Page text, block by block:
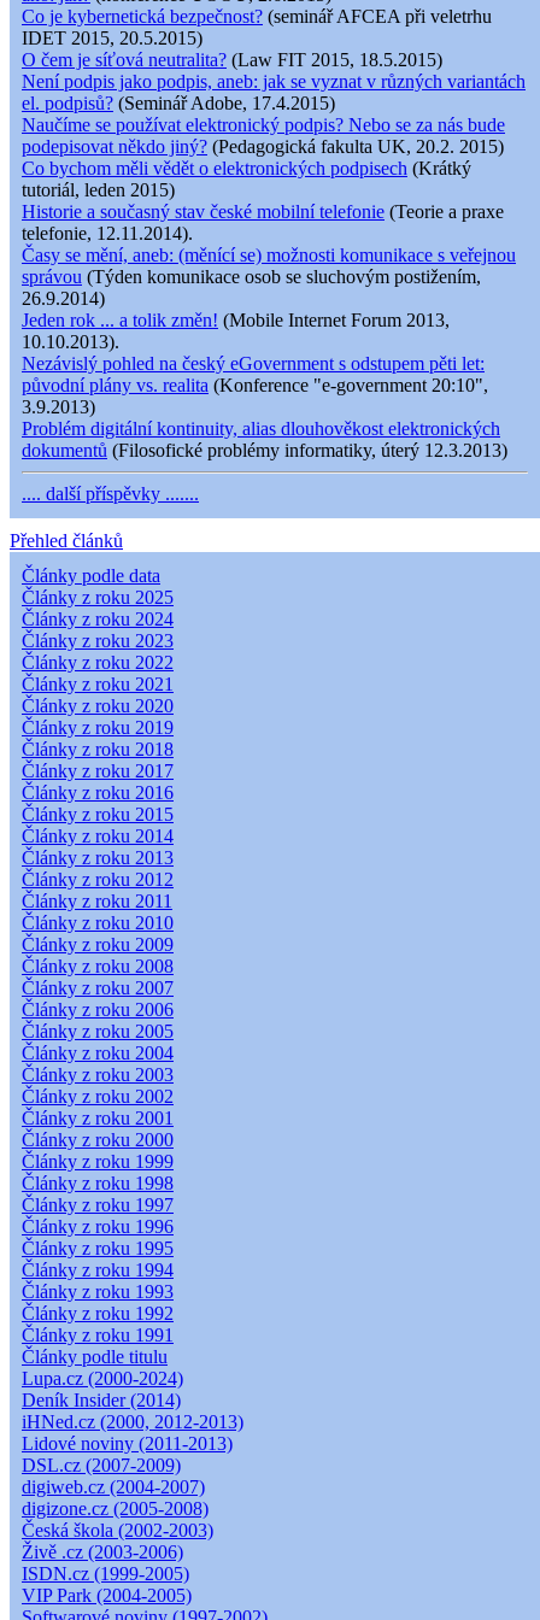
Co je kybernetická bezpečnost? (seminář AFCEA při veletrhu
IDET 2015, 20.5.2015)
O čem je síťová neutralita? (Law FIT 2015, 18.5.2015)
Není podpis jako podpis, aneb: jak se vyznat v různých variantách
el. podpisů? (Seminář Adobe, 17.4.2015)
Naučíme se používat elektronický podpis? Nebo se za nás bude
podepisovat někdo jiný? (Pedagogická fakulta UK, 20.2. 2015)
Co bychom měli vědět o elektronických podpisech (Krátký
tutoriál, leden 2015)
Historie a současný stav české mobilní telefonie (Teorie a praxe
telefonie, 12.11.2014).
Časy se mění, aneb: (měnící se) možnosti komunikace s veřejnou
správou (Týden komunikace osob se sluchovým postižením,
26.9.2014)
Jeden rok ... a tolik změn! (Mobile Internet Forum 2013,
10.10.2013).
Nezávislý pohled na český eGovernment s odstupem pěti let:
původní plány vs. realita (Konference "e-government 20:10",
3.9.2013)
Problém digitální kontinuity, alias dlouhověkost elektronických
dokumentů (Filosofické problémy informatiky, úterý 12.3.2013)
.... další příspěvky .......
Přehled článků
Články podle data
Články z roku 2025
Články z roku 2024
Články z roku 2023
Články z roku 2022
Články z roku 2021
Články z roku 2020
Články z roku 2019
Články z roku 2018
Články z roku 2017
Články z roku 2016
Články z roku 2015
Články z roku 2014
Články z roku 2013
Články z roku 2012
Články z roku 2011
Články z roku 2010
Články z roku 2009
Články z roku 2008
Články z roku 2007
Články z roku 2006
Články z roku 2005
Články z roku 2004
Články z roku 2003
Články z roku 2002
Články z roku 2001
Články z roku 2000
Články z roku 1999
Články z roku 1998
Články z roku 1997
Články z roku 1996
Články z roku 1995
Články z roku 1994
Články z roku 1993
Články z roku 1992
Články z roku 1991
Články podle titulu
Lupa.cz (2000-2024)
Deník Insider (2014)
iHNed.cz (2000, 2012-2013)
Lidové noviny (2011-2013)
DSL.cz (2007-2009)
digiweb.cz (2004-2007)
digizone.cz (2005-2008)
Česká škola (2002-2003)
Živě .cz (2003-2006)
ISDN.cz (1999-2005)
VIP Park (2004-2005)